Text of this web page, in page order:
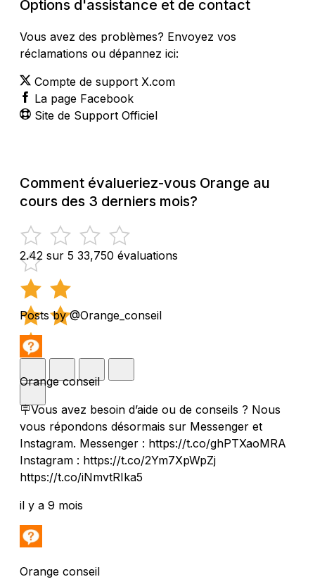
Options d'assistance et de contact
Vous avez des problèmes? Envoyez vos
réclamations ou dépannez ici:
Compte de support X.com
La page Facebook
Site de Support Officiel
Comment évalueriez-vous Orange au
cours des 3 derniers mois?
2.42 sur 5 33,750 évaluations
Posts by @Orange_conseil
Orange conseil
🪧Vous avez besoin d’aide ou de conseils ? Nous
vous répondons désormais sur Messenger et
Instagram. Messenger : https://t.co/ghPTXaoMRA
Instagram : https://t.co/2Ym7XpWpZj
https://t.co/iNmvtRIka5
il y a 9 mois
Orange conseil